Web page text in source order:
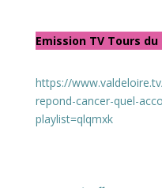
Emission TV Tours du
https://
repond-cancer-quel-
playlist=qlqmxk